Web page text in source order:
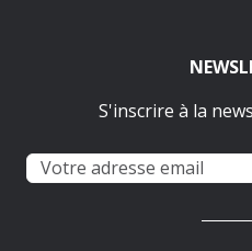
S'inscrire à la